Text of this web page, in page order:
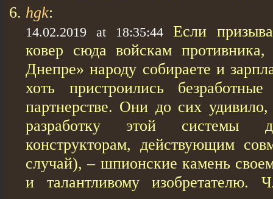
hgk:
14.02.2019 at 18:35:44
Если
ковер сюда войскам
Днепре» народу собираете и
хоть пристроились
партнерстве. Они до сих
разработку этой системы
конструкторам, действующим
случай), – шпионские камень
и талантливому изобретателю.